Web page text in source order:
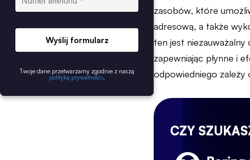
Wyślij formularz
Twoje dane przetwarzamy zgodnie z naszą
polityką prywatności
zasobów, które
adresową, a także
ten jest
zapewniając płynne i
odpowiedniego zależy
CZY